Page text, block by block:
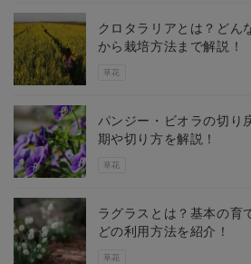
草花
クロタラリアとは？どん
から栽培方法まで解説！
草花
パンジー・ビオラの切り
期や切り方を解説！
草花
ラグラスとは？基本の育
どの利用方法を紹介！